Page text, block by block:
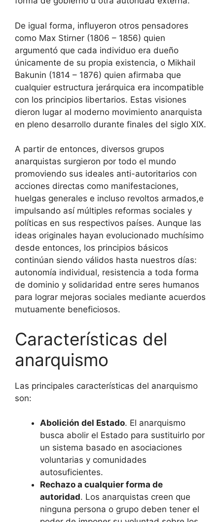
De igual forma, influyeron otros pensadores
como Max Stirner (1806 – 1856) quien
argumentó que cada individuo era dueño
únicamente de su propia existencia, o Mikhail
Bakunin (1814 – 1876) quien afirmaba que
cualquier estructura jerárquica era incompatible
con los principios libertarios. Estas visiones
dieron lugar al moderno movimiento anarquista
en pleno desarrollo durante finales del siglo XIX.
A partir de entonces, diversos grupos
anarquistas surgieron por todo el mundo
promoviendo sus ideales anti-autoritarios con
acciones directas como manifestaciones,
huelgas generales e incluso revoltos armados,e
impulsando así múltiples reformas sociales y
políticas en sus respectivos países. Aunque las
ideas originales hayan evolucionado muchísimo
desde entonces, los principios básicos
continúan siendo válidos hasta nuestros días:
autonomía individual, resistencia a toda forma
de dominio y solidaridad entre seres humanos
para lograr mejoras sociales mediante acuerdos
mutuamente beneficiosos.
Características del
anarquismo
Las principales características del anarquismo
son:
Abolición del Estado. El anarquismo
busca abolir el Estado para sustituirlo por
un sistema basado en asociaciones
voluntarias y comunidades
autosuficientes.
Rechazo a cualquier forma de
autoridad. Los anarquistas creen que
ninguna persona o grupo deben tener el